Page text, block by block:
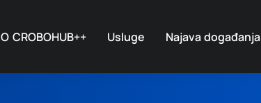
O CROBOHUB++ Usluge Najava događanja